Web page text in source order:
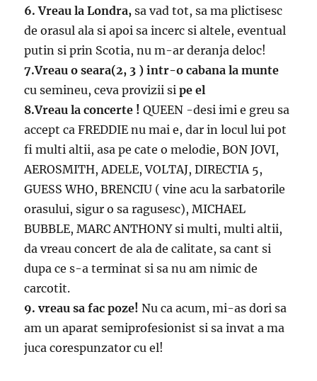
6. Vreau la Londra, sa vad tot, sa ma plictisesc
de orasul ala si apoi sa incerc si altele, eventual
putin si prin Scotia, nu m-ar deranja deloc!
7.Vreau o seara(2, 3 ) intr-o cabana la munte
cu semineu, ceva provizii sipe el
8.Vreau la concerte ! QUEEN -desi imi e greu sa
accept ca FREDDIE nu mai e, dar in locul lui pot
fi multi altii, asa pe cate o melodie, BON JOVI,
AEROSMITH, ADELE, VOLTAJ, DIRECTIA 5,
GUESS WHO, BRENCIU ( vine acu la sarbatorile
orasului, sigur o sa ragusesc), MICHAEL
BUBBLE, MARC ANTHONY si multi, multi altii,
da vreau concert de ala de calitate, sa cant si
dupa ce s-a terminat si sa nu am nimic de
carcotit.
9. vreau sa fac poze! Nu ca acum, mi-as dori sa
am un aparat semiprofesionist si sa invat a ma
juca corespunzator cu el!